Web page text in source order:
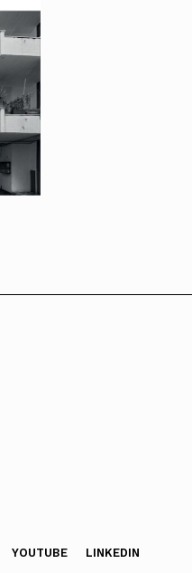
YOUTUBE LINKEDIN